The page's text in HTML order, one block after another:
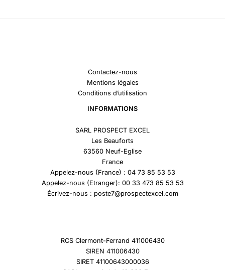
Contactez-nous
Mentions légales
Conditions d’utilisation
INFORMATIONS
SARL PROSPECT EXCEL
Les Beauforts
63560 Neuf-Eglise
France
Appelez-nous (France) : 04 73 85 53 53
Appelez-nous (Etranger): 00 33 473 85 53 53
Écrivez-nous : poste7@prospectexcel.com
RCS Clermont-Ferrand 411006430
SIREN 411006430
SIRET 41100643000036